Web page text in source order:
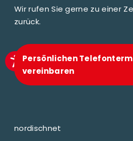
Wir rufen Sie gerne zu einer
zurück.
Persönlichen
vereinbaren
nordischnet